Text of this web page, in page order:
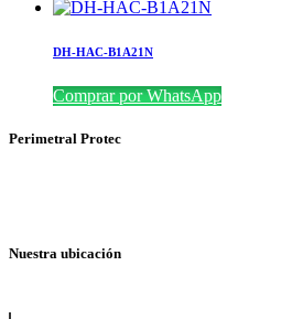
DH-HAC-B1A21N
Comprar por WhatsApp
Perimetral Protec
Nuestra ubicación